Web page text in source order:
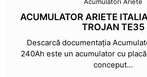
Acumulatori Ariete
ACUMULATOR ARIETE
TROJAN TE35
Descarcă documentația
240Ah este un acumulator cu
conceput...